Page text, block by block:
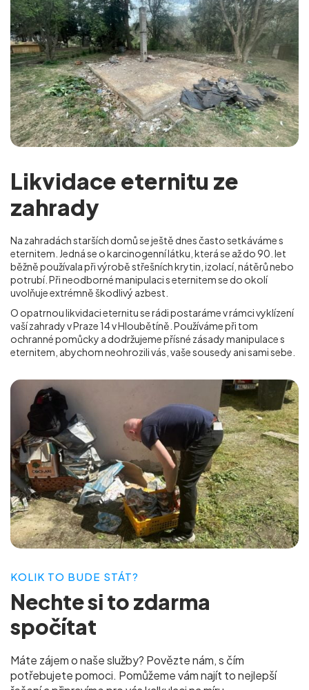
Likvidace eternitu ze
zahrady
Na zahradách starších domů se ještě dnes často setkáváme s
eternitem. Jedná se o karcinogenní látku, která se až do 90. let
běžně používala při výrobě střešních krytin, izolací, nátěrů nebo
potrubí. Při neodborné manipulaci s eternitem se do okolí
uvolňuje extrémně škodlivý azbest.
O opatrnou likvidaci eternitu se rádi postaráme v rámci vyklízení
vaší zahrady v Praze 14 v Hloubětíně . Používáme při tom
ochranné pomůcky a dodržujeme přísné zásady manipulace s
eternitem, abychom neohrozili vás, vaše sousedy ani sami sebe.
KOLIK TO BUDE STÁT?
Nechte si tozdarma
spočítat
Máte zájem o naše služby? Povězte nám, s čím
potřebujete pomoci. Pomůžeme vám najít to nejlepší